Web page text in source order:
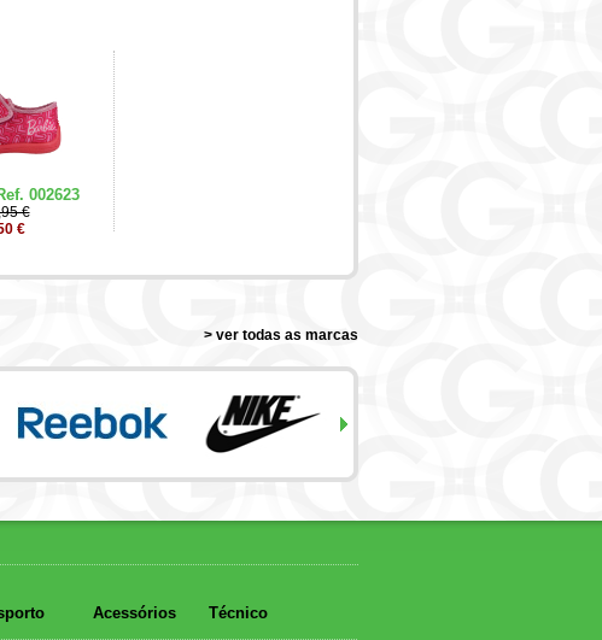
002623
€
€
> ver todas as marcas
Acessórios Técnico